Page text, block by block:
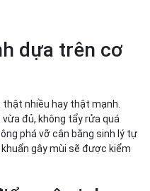
dựa trên cơ
nhiều hay thật mạnh.
đủ, không tẩy rửa quá
phá vỡ cân bằng sinh lý tự
gây mùi sẽ được kiểm